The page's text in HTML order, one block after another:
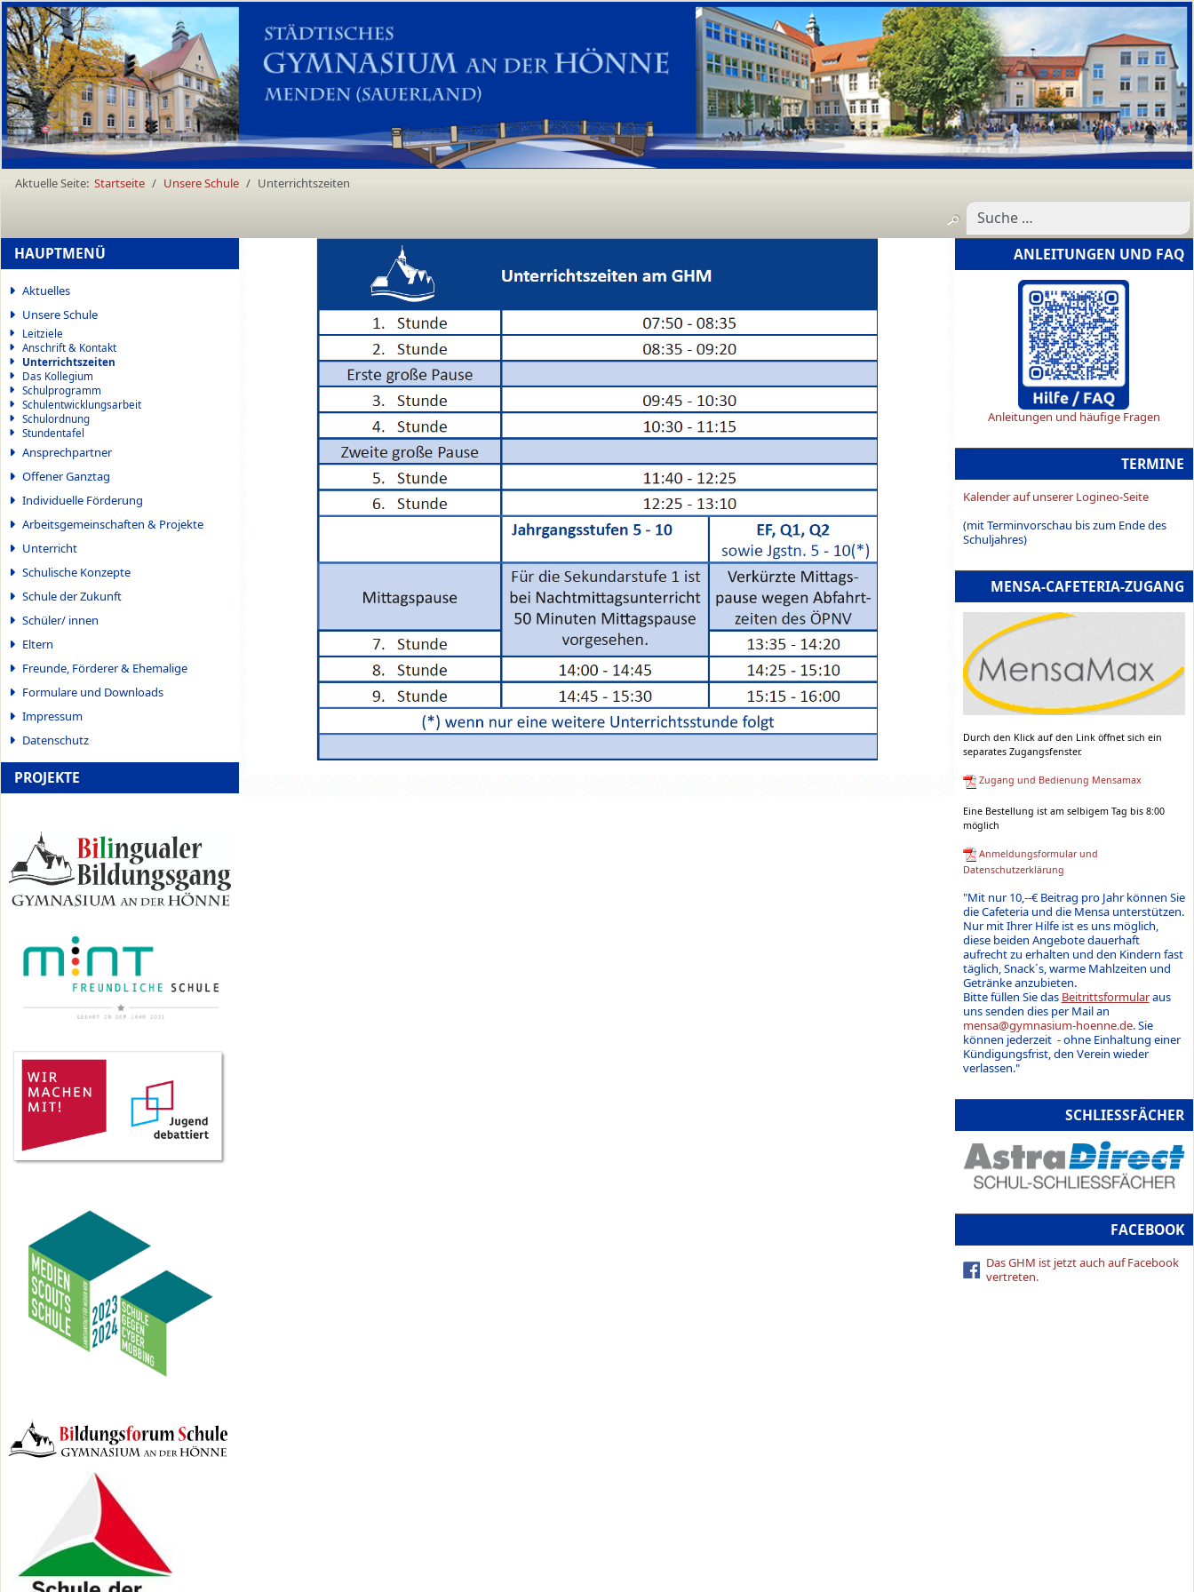
Aktuelle Seite: Startseite Unsere Schule Unterrichtszeiten
HAUPTMENÜ
Aktuelles
Unsere Schule
Leitziele
Anschrift & Kontakt
Unterrichtszeiten
Das Kollegium
Schulprogramm
Schulentwicklungsarbeit
Schulordnung
Stundentafel
Ansprechpartner
Offener Ganztag
Individuelle Förderung
Arbeitsgemeinschaften & Projekte
Unterricht
Schulische Konzepte
Schule der Zukunft
Schüler/ innen
Eltern
Freunde, Förderer & Ehemalige
Formulare und Downloads
Impressum
Datenschutz
PROJEKTE
ANLEITUNGEN UND FAQ
Anleitungen und häufige Fragen
TERMINE
Kalender auf unserer Logineo-Seite
(mit Terminvorschau bis zum Ende des
Schuljahres)
MENSA-CAFETERIA-ZUGANG
Durch den Klick auf den Link öffnet sich ein
separates Zugangsfenster.
Zugang und Bedienung Mensamax
Eine Bestellung ist am selbigem Tag bis 8:00
möglich
Anmeldungsformular und
Datenschutzerklärung
"Mit nur 10,--€ Beitrag pro Jahr können Sie
die Cafeteria und die Mensa unterstützen.
Nur mit Ihrer Hilfe ist es uns möglich,
diese beiden Angebote dauerhaft
aufrecht zu erhalten und den Kindern fast
täglich, Snack´s, warme Mahlzeiten und
Getränke anzubieten.
Bitte füllen Sie das Beitrittsformularaus
uns senden dies per Mail an
mensa@gymnasium-hoenne.de. Sie
können jederzeit - ohne Einhaltung einer
Kündigungsfrist, den Verein wieder
verlassen."
SCHLIESSFÄCHER
FACEBOOK
Das GHM ist jetzt auch auf Facebook
vertreten.